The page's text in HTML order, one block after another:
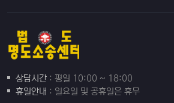
상담시간 : 평일 10:00 ~ 18:00
휴일안내 : 일요일 및 공휴일은 휴무